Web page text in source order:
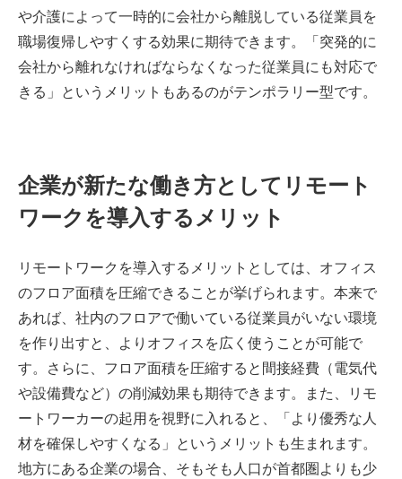
や介護によって一時的に会社から離脱している従業員を
職場復帰しやすくする効果に期待できます。「突発的に
会社から離れなければならなくなった従業員にも対応で
きる」というメリットもあるのがテンポラリー型です。
企業が新たな働き方としてリモート
ワークを導入するメリット
リモートワークを導入するメリットとしては、オフィス
のフロア面積を圧縮できることが挙げられます。本来で
あれば、社内のフロアで働いている従業員がいない環境
を作り出すと、よりオフィスを広く使うことが可能で
す。さらに、フロア面積を圧縮すると間接経費（電気代
や設備費など）の削減効果も期待できます。また、リモ
ートワーカーの起用を視野に入れると、「より優秀な人
材を確保しやすくなる」というメリットも生まれます。
地方にある企業の場合、そもそも人口が首都圏よりも少